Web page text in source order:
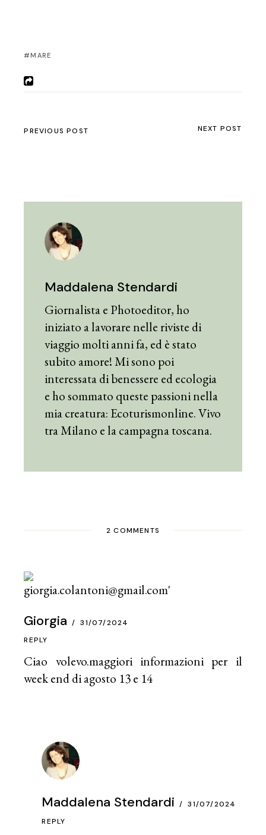
MARE
PREVIOUS POST NEXT POST
Maddalena Stendardi
Giornalista e Photoeditor, ho
iniziato a lavorare nelle riviste di
viaggio molti anni fa, ed è stato
subito amore! Mi sono poi
interessata di benessere ed ecologia
e ho sommato queste passioni nella
mia creatura: Ecoturismonline. Vivo
tra Milano e la campagna toscana.
2 COMMENTS
Giorgia 31/07/2024
Ciao volevo.maggiori informazioni per il
week end di agosto 13 e 14
REPLY
Maddalena Stendardi 31/07/2024
REPLY